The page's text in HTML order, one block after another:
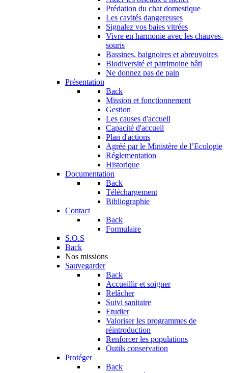
Prédation du chat domestique
Les cavités dangereuses
Signalez vos baies vitrées
Vivre en harmonie avec les chauves-
souris
Bassines, baignoires et abreuvoires
Biodiversité et patrimoine bâti
Ne donnez pas de pain
Présentation
Back
Mission et fonctionnement
Gestion
Les causes d'accueil
Capacité d'accueil
Plan d'actions
Agréé par le Ministère de l’Ecologie
Réglementation
Historique
Documentation
Back
Téléchargement
Bibliographie
Contact
Back
Formulaire
S.O.S
Back
Nos missions
Sauvegarder
Back
Accueillir et soigner
Relâcher
Suivi sanitaire
Etudier
Valoriser les programmes de
réintroduction
Renforcer les populations
Outils conservation
Protéger
Back